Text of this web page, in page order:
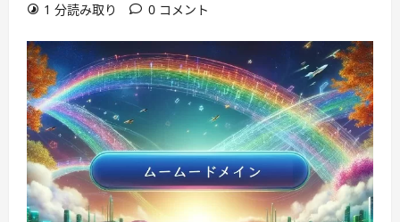
1 分読み取り
0 コメント